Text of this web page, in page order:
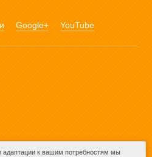
Google+ YouTube
адаптации к вашим потребностям мы